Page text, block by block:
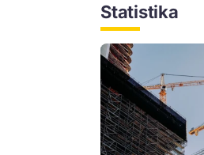
Statistika